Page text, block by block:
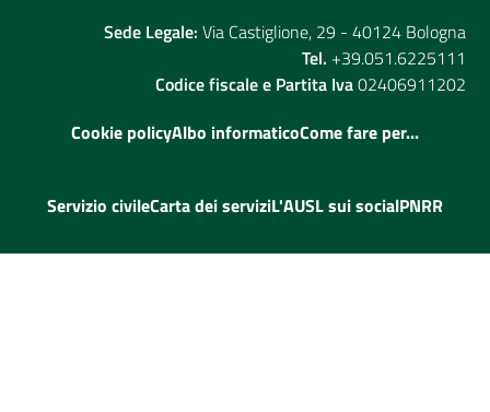
Sede Legale: Via Castiglione, 29 - 40124 Bologna
Tel. +39.051.6225111
Codice fiscale e Partita Iva02406911202
Cookie policyAlbo informaticoCome fare per...
Servizio civileCarta dei serviziL'AUSL sui socialPNRR